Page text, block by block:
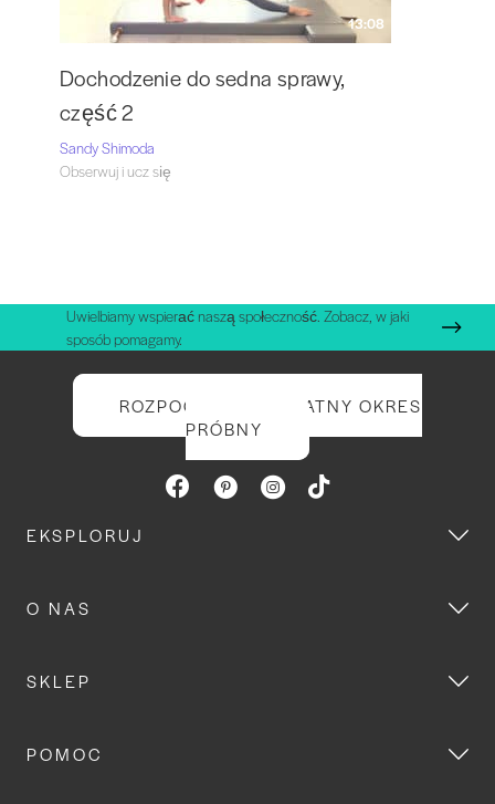
13:08
Dochodzenie do sedna sprawy,
część 2
Sandy Shimoda
Obserwuj i ucz się
Uwielbiamy wspierać naszą społeczność. Zobacz, w jaki
sposób pomagamy.
ROZPOCZNIJ BEZPŁATNY OKRES
PRÓBNY
EKSPLORUJ
O NAS
SKLEP
POMOC